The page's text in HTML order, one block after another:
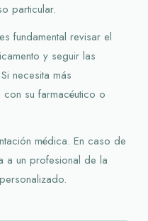
particular.
fundamental revisar el
y seguir las
necesita más
su farmacéutico o
médica. En caso de
a un profesional de la